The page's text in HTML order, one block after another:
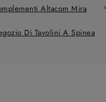
Altacom Mira
Di Tavolini A Spinea